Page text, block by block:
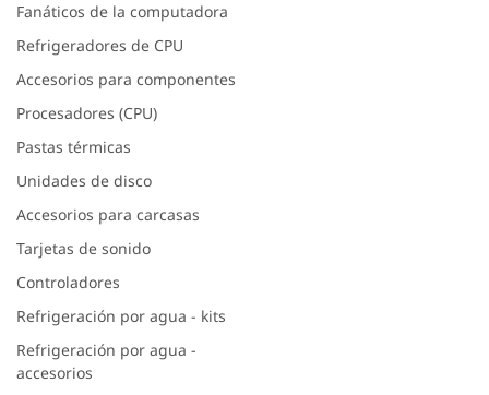
Fanáticos de la computadora
Refrigeradores de CPU
Accesorios para componentes
Procesadores (CPU)
Pastas térmicas
Unidades de disco
Accesorios para carcasas
Tarjetas de sonido
Controladores
Refrigeración por agua - kits
Refrigeración por agua -
accesorios